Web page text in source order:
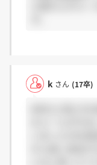
k さん (17卒)